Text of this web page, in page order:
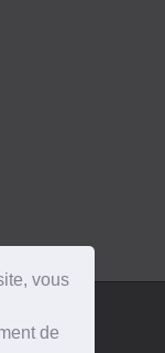
vous
de